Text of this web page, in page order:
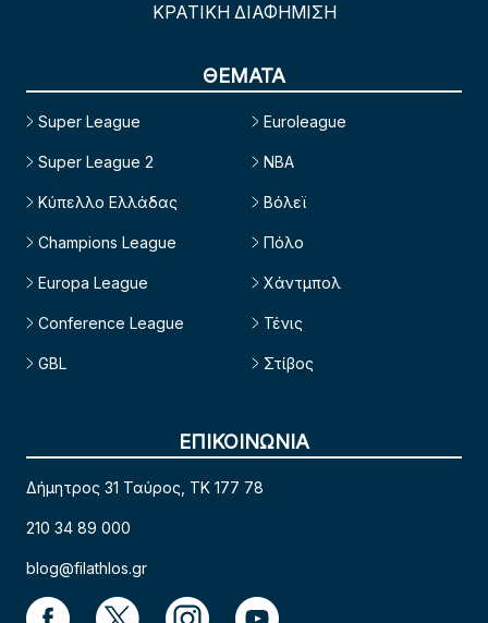
ΚΡΑΤΙΚΗ ΔΙΑΦΗΜΙΣΗ
ΘΕΜΑΤΑ
Super League
Super League 2
Κύπελλο Ελλάδας
Champions League
Europa League
Conference League
GBL
Euroleague
NBA
Βόλεϊ
Πόλο
Χάντμπολ
Τένις
Στίβος
ΕΠΙΚΟΙΝΩΝΙΑ
Δήμητρος 31 Ταύρος, TK 177 78
210 34 89 000
blog@filathlos.gr